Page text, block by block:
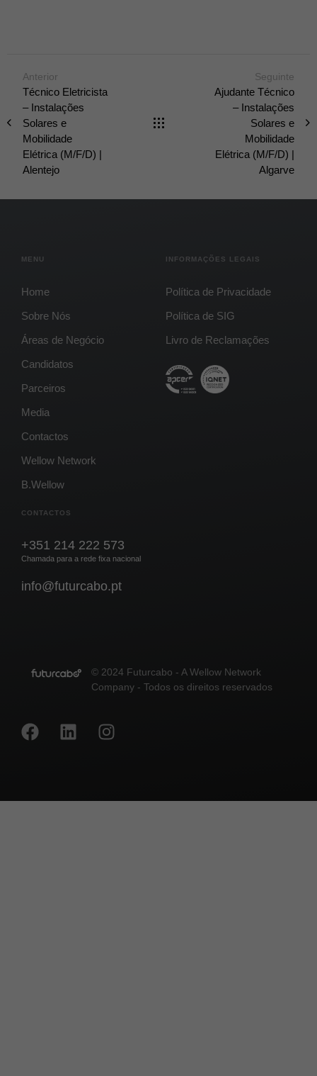
Anterior
Técnico Eletricista
– Instalações
Solares e
Mobilidade
Elétrica (M/F/D) |
Alentejo
Seguinte
Ajudante Técnico
– Instalações
Solares e
Mobilidade
Elétrica (M/F/D) |
Algarve
MENU
Home
Sobre Nós
Áreas de Negócio
Candidatos
Parceiros
Media
Contactos
Wellow Network
B.Wellow
INFORMAÇÕES LEGAIS
Política de Privacidade
Política de SIG
Livro de Reclamações
CONTACTOS
+351 214 222 573
Chamada para a rede fixa nacional
info@futurcabo.pt
© 2024 Futurcabo - A Wellow Network
Company - Todos os direitos reservados